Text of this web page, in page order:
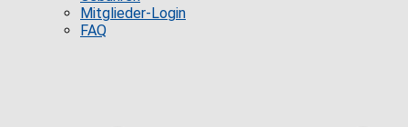
Mitglieder-Login
FAQ